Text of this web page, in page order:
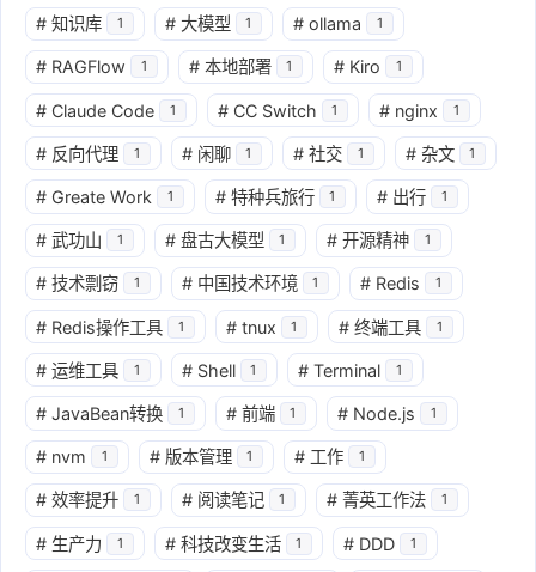
# 知识库 1 # 大模型 1 # ollama 1
# RAGFlow 1 # 本地部署 1 # Kiro 1
# Claude Code 1 # CC Switch 1 # nginx 1
# 反向代理 1 # 闲聊 1 # 社交 1 # 杂文 1
# Greate Work 1 # 特种兵旅行 1 # 出行 1
# 武功山 1 # 盘古大模型 1 # 开源精神 1
# 技术剽窃 1 # 中国技术环境 1 # Redis 1
# Redis操作工具 1 # tnux 1 # 终端工具 1
# 运维工具 1 # Shell 1 # Terminal 1
# JavaBean转换 1 # 前端 1 # Node.js 1
# nvm 1 # 版本管理 1 # 工作 1
# 效率提升 1 # 阅读笔记 1 # 菁英工作法 1
# 生产力 1 # 科技改变生活 1 # DDD 1